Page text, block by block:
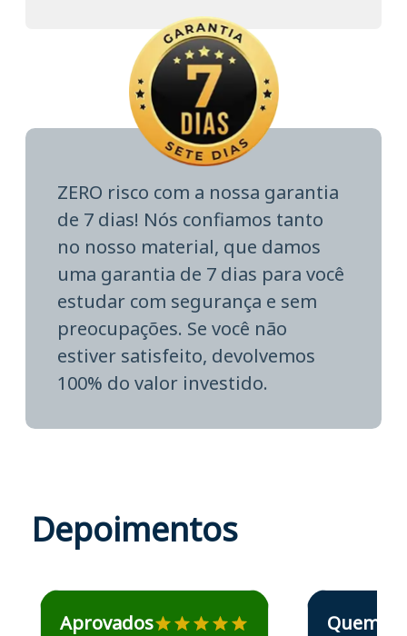
ZERO risco com a nossa garantia
de 7 dias! Nós confiamos tanto
no nosso material, que damos
uma garantia de 7 dias para você
estudar com segurança e sem
preocupações. Se você não
estiver satisfeito, devolvemos
100% do valor investido.
Depoimentos
Estudante José recomenda o Aprova Concursos em
Aprovados
Estudante Elais
Quem